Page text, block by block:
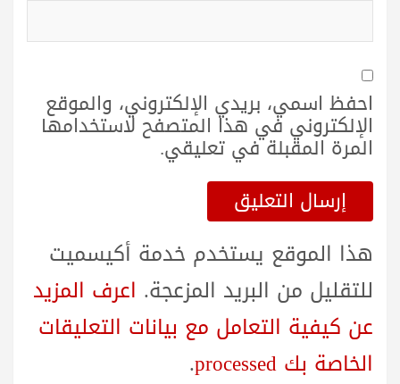
احفظ اسمي، بريدي الإلكتروني، والموقع
الإلكتروني في هذا المتصفح لاستخدامها
المرة المقبلة في تعليقي.
هذا الموقع يستخدم خدمة أكيسميت
للتقليل من البريد المزعجة. اعرف المزيد
عن كيفية التعامل مع بيانات التعليقات
الخاصة بك processed
.